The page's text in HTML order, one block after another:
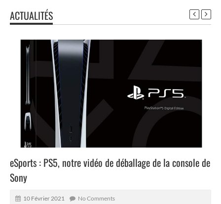
ACTUALITÉS
eSports : PS5, notre vidéo de déballage de la console de
Sony
10 Février 2021
No Comments